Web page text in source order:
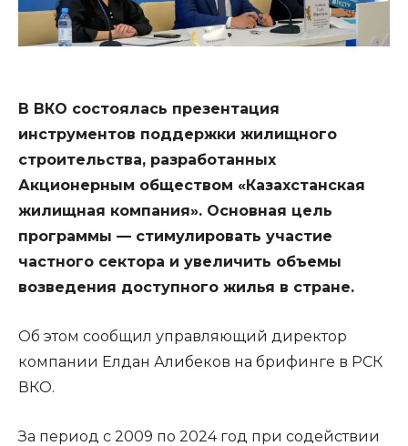
В ВКО состоялась презентация
инструментов поддержки жилищного
строительства, разработанных
Акционерным обществом «Казахстанская
жилищная компания». Основная цель
программы — стимулировать участие
частного сектора и увеличить объемы
возведения доступного жилья в стране.
Об этом сообщил управляющий директор
компании Елдан Алибеков на брифинге в РСК
ВКО.
За период с 2009 по 2024 год при содействии